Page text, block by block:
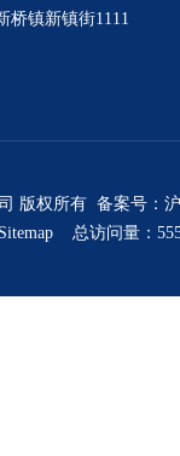
桥镇新镇街1111
版权所有 备案号：
总访问量：